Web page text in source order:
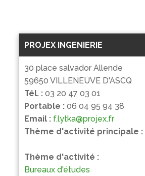
PROJEX INGENIERIE
30 place salvador Allende
59650 VILLENEUVE D'ASCQ
Tél. : 03 20 47 03 01
Portable : 06 04 95 94 38
Email : f.lytka@projex.fr
Thème d'activité principale :
Thème d'activité :
Bureaux d'études